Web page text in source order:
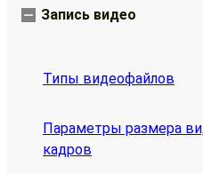
Запись видео
Типы видеофайлов
Параметры размера
кадров